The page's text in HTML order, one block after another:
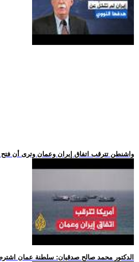
.. واشنطن تترقب اتفاق إيران وعمان وترى أن
.. الدكتور محمد صالح صدقيان: سلطنة عمان